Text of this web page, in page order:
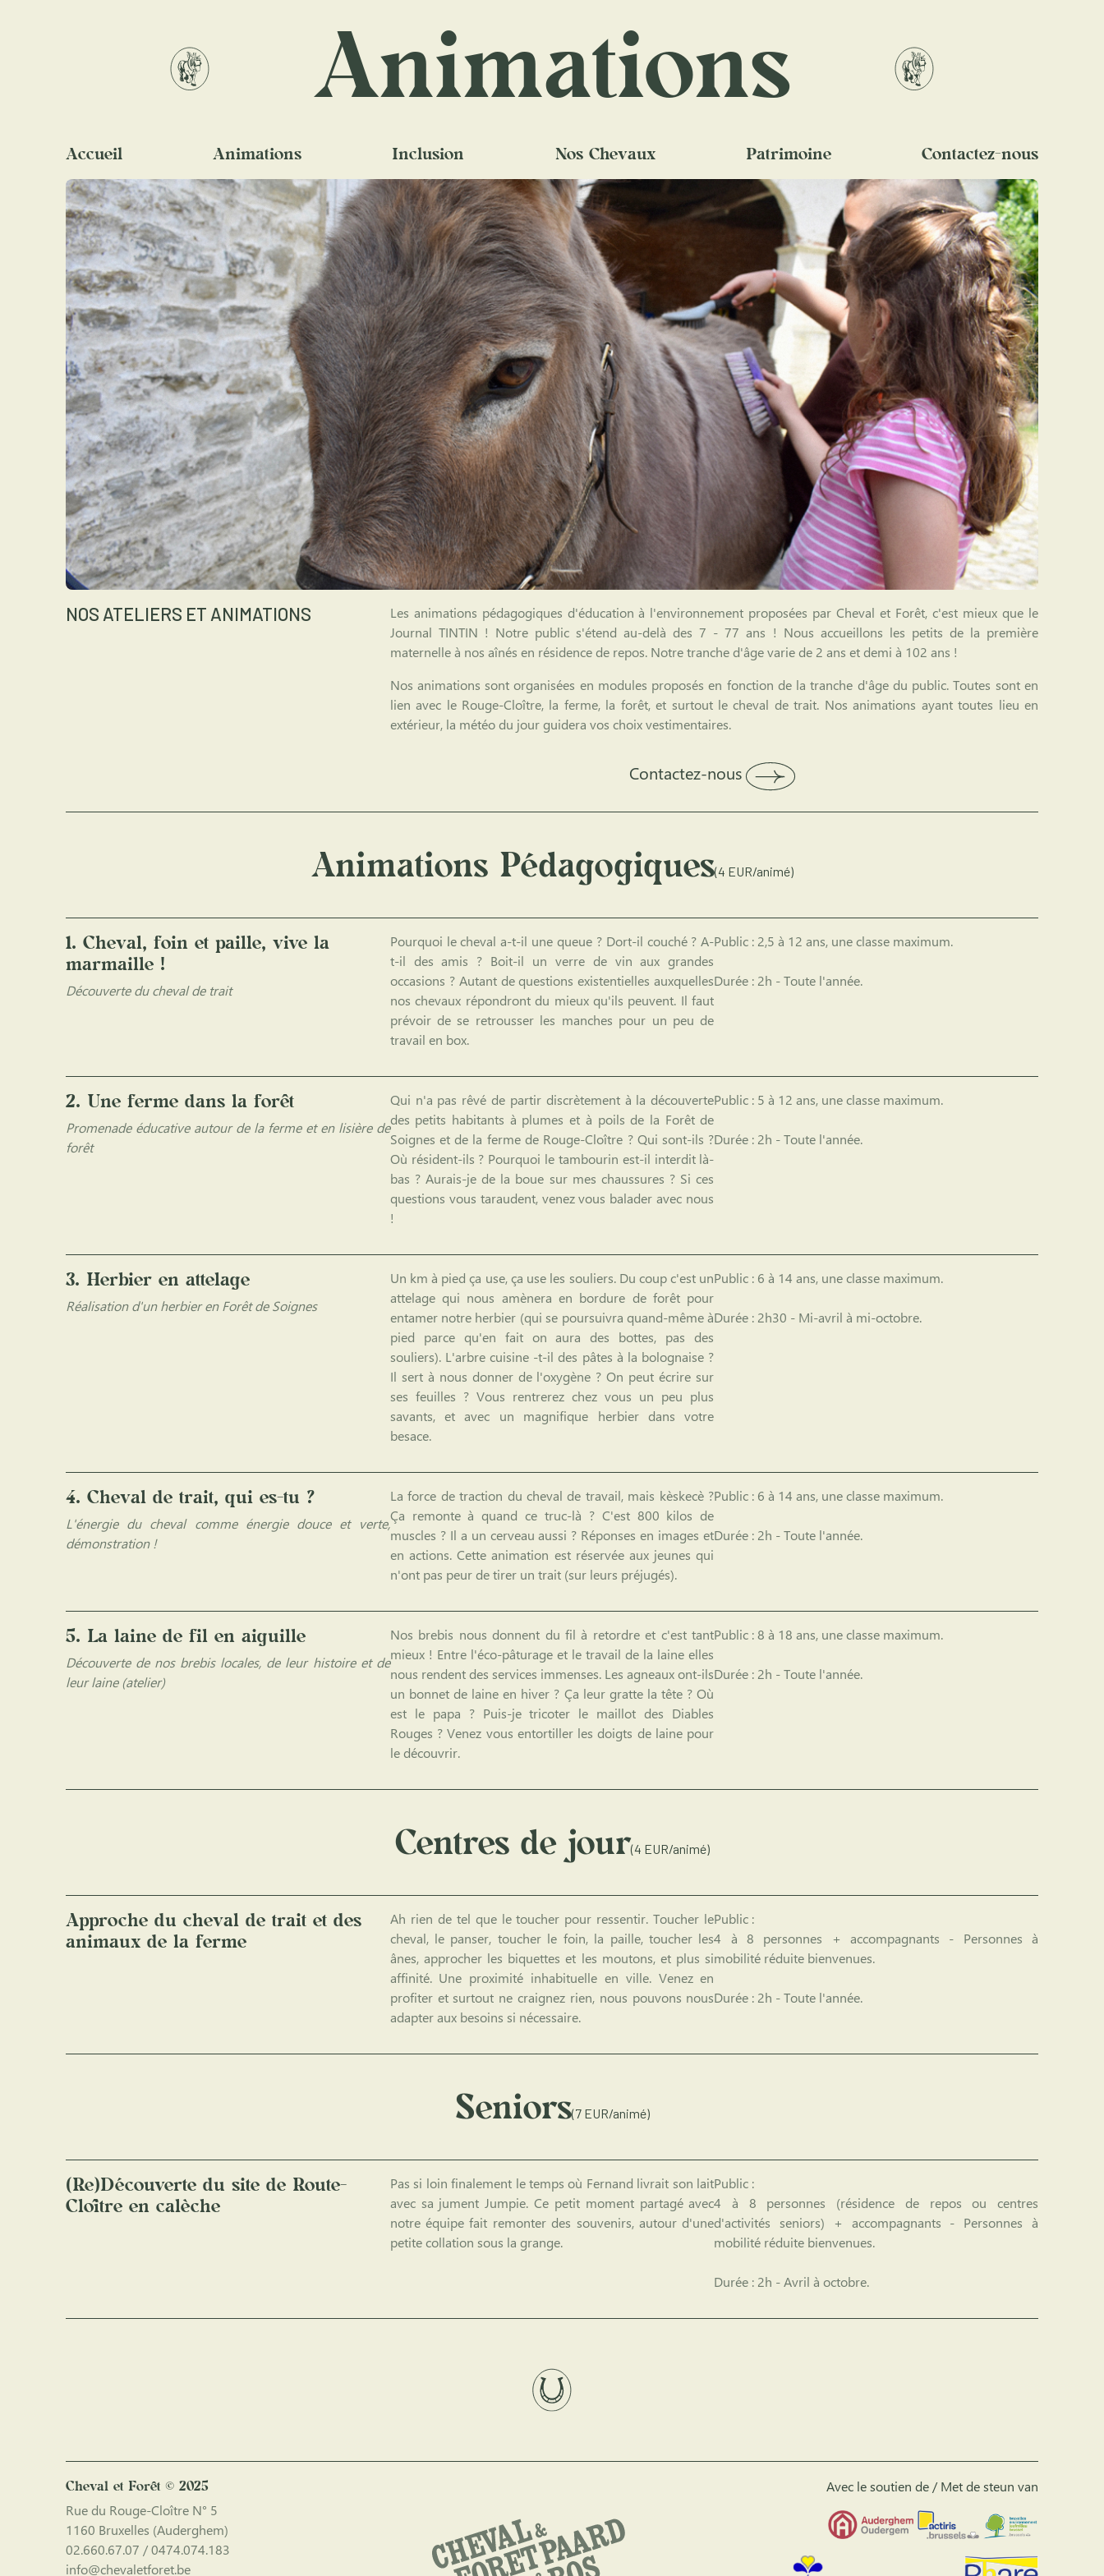
Animations
Accueil Animations Inclusion Nos Chevaux Patrimoine Contactez-nous
NOS ATELIERS ET ANIMATIONS
Les animations pédagogiques d'éducation à l'environnement proposées par Cheval et Forêt, c'est mieux que le
Journal TINTIN ! Notre public s'étend au-delà des 7 - 77 ans ! Nous accueillons les petits de la première
maternelle à nos aînés en résidence de repos. Notre tranche d'âge varie de 2 ans et demi à 102 ans !
Nos animations sont organisées en modules proposés en fonction de la tranche d'âge du public. Toutes sont en
lien avec le Rouge-Cloître, la ferme, la forêt, et surtout le cheval de trait. Nos animations ayant toutes lieu en
extérieur, la météo du jour guidera vos choix vestimentaires.
Contactez-nous
Animations Pédagogiques(4 EUR/animé)
1. Cheval, foin et paille, vive la
marmaille !
Découverte du cheval de trait
Pourquoi le cheval a-t-il une queue ? Dort-il couché ? A-
t-il des amis ? Boit-il un verre de vin aux grandes
occasions ? Autant de questions existentielles auxquelles
nos chevaux répondront du mieux qu'ils peuvent. Il faut
prévoir de se retrousser les manches pour un peu de
travail en box.
Public : 2,5 à 12 ans, une classe maximum.
Durée : 2h - Toute l'année.
2. Une ferme dans la forêt
Promenade éducative autour de la ferme et en lisière de
forêt
Qui n'a pas rêvé de partir discrètement à la découverte
des petits habitants à plumes et à poils de la Forêt de
Soignes et de la ferme de Rouge-Cloître ? Qui sont-ils ?
Où résident-ils ? Pourquoi le tambourin est-il interdit là-
bas ? Aurais-je de la boue sur mes chaussures ? Si ces
questions vous taraudent, venez vous balader avec nous
!
Public : 5 à 12 ans, une classe maximum.
Durée : 2h - Toute l'année.
3. Herbier en attelage
Réalisation d'un herbier en Forêt de Soignes
Un km à pied ça use, ça use les souliers. Du coup c'est un
attelage qui nous amènera en bordure de forêt pour
entamer notre herbier (qui se poursuivra quand-même à
pied parce qu'en fait on aura des bottes, pas des
souliers). L'arbre cuisine -t-il des pâtes à la bolognaise ?
Il sert à nous donner de l'oxygène ? On peut écrire sur
ses feuilles ? Vous rentrerez chez vous un peu plus
savants, et avec un magnifique herbier dans votre
besace.
Public : 6 à 14 ans, une classe maximum.
Durée : 2h30 - Mi-avril à mi-octobre.
4. Cheval de trait, qui es-tu ?
L'énergie du cheval comme énergie douce et verte,
démonstration !
La force de traction du cheval de travail, mais kèskecè ?
Ça remonte à quand ce truc-là ? C'est 800 kilos de
muscles ? Il a un cerveau aussi ? Réponses en images et
en actions. Cette animation est réservée aux jeunes qui
n'ont pas peur de tirer un trait (sur leurs préjugés).
Public : 6 à 14 ans, une classe maximum.
Durée : 2h - Toute l'année.
5. La laine de fil en aiguille
Découverte de nos brebis locales, de leur histoire et de
leur laine (atelier)
Nos brebis nous donnent du fil à retordre et c'est tant
mieux ! Entre l'éco-pâturage et le travail de la laine elles
nous rendent des services immenses. Les agneaux ont-ils
un bonnet de laine en hiver ? Ça leur gratte la tête ? Où
est le papa ? Puis-je tricoter le maillot des Diables
Rouges ? Venez vous entortiller les doigts de laine pour
le découvrir.
Public : 8 à 18 ans, une classe maximum.
Durée : 2h - Toute l'année.
Centres de jour(4 EUR/animé)
Approche du cheval de trait et des
animaux de la ferme
Ah rien de tel que le toucher pour ressentir. Toucher le
cheval, le panser, toucher le foin, la paille, toucher les
ânes, approcher les biquettes et les moutons, et plus si
affinité. Une proximité inhabituelle en ville. Venez en
profiter et surtout ne craignez rien, nous pouvons nous
adapter aux besoins si nécessaire.
Public :
4 à 8 personnes + accompagnants - Personnes à
mobilité réduite bienvenues.
Durée : 2h - Toute l'année.
Seniors(7 EUR/animé)
(Re)Découverte du site de Route-
Cloître en calèche
Pas si loin finalement le temps où Fernand livrait son lait
avec sa jument Jumpie. Ce petit moment partagé avec
notre équipe fait remonter des souvenirs, autour d'une
petite collation sous la grange.
Public :
4 à 8 personnes (résidence de repos ou centres
d'activités seniors) + accompagnants - Personnes à
mobilité réduite bienvenues.
Durée : 2h - Avril à octobre.
Cheval et Forêt © 2025
Rue du Rouge-Cloître N° 5
1160 Bruxelles (Auderghem)
02.660.67.07 / 0474.074.183
info@chevaletforet.be
Avec le soutien de / Met de steun van